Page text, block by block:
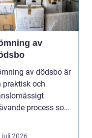
av
av dödsbo är
praktisk och
process som
ell...
juli 2026